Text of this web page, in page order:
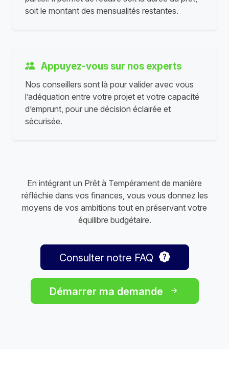
soit le montant des mensualités restantes.
Appuyez-vous sur nos experts
Nos conseillers sont là pour valider avec vous
l’adéquation entre votre projet et votre capacité
d’emprunt, pour une décision éclairée et
sécurisée.
En intégrant un Prêt à Tempérament de manière
réfléchie dans vos finances, vous vous donnez les
moyens de vos ambitions tout en préservant votre
équilibre budgétaire.
Consulter notre FAQ
Démarrer ma demande